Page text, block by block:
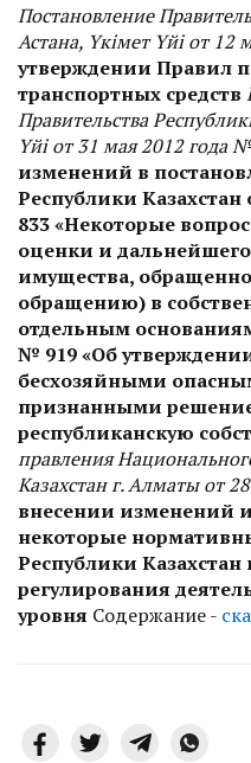
Постановление
Астана, Үкімет Үйі от 12
утверждении Правил
транспортных средств
Правительства
Үйі от 31 мая 2012 года
изменений в
Республики
833 «Некоторые
оценки и
имущества,
обращению) в
отдельным
№ 919 «Об
бесхозяйными
признанными
республиканскую
правления
Казахстан г. Алматы от
внесении изменений
некоторые
Республики
регулирования
уровня Содержание -